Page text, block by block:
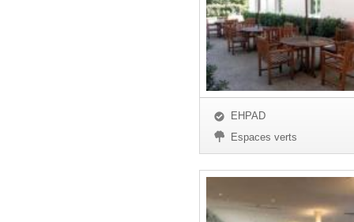
EHPAD
Espaces verts